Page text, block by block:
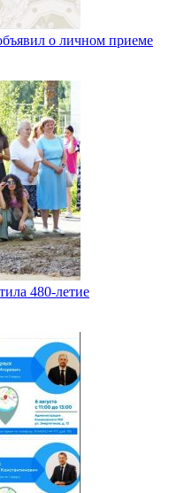
о личном приеме
480-летие